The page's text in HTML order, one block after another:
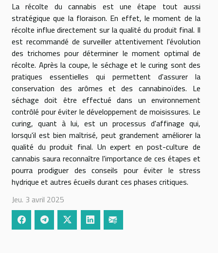
La récolte du cannabis est une étape tout aussi
stratégique que la floraison. En effet, le moment de la
récolte influe directement sur la qualité du produit final. Il
est recommandé de surveiller attentivement l'évolution
des trichomes pour déterminer le moment optimal de
récolte. Après la coupe, le séchage et le curing sont des
pratiques essentielles qui permettent d'assurer la
conservation des arômes et des cannabinoïdes. Le
séchage doit être effectué dans un environnement
contrôlé pour éviter le développement de moisissures. Le
curing, quant à lui, est un processus d'affinage qui,
lorsqu'il est bien maîtrisé, peut grandement améliorer la
qualité du produit final. Un expert en post-culture de
cannabis saura reconnaître l'importance de ces étapes et
pourra prodiguer des conseils pour éviter le stress
hydrique et autres écueils durant ces phases critiques.
Jeu. 3 avril 2025